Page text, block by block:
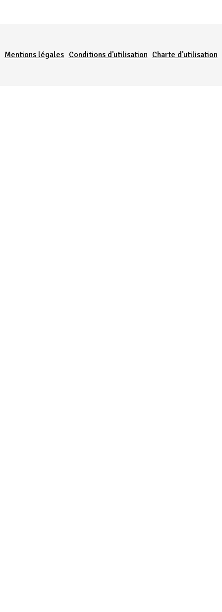
Mentions légales Conditions d'utilisation Charte d'utilisation